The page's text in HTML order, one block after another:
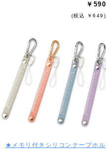
￥590
(税込 ￥649)
★メモリ付きシリコンテープホル